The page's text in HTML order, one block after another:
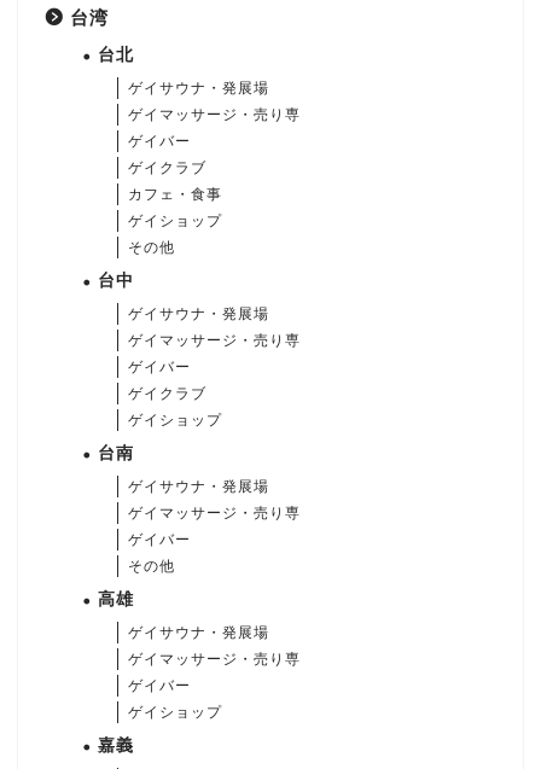
台湾
台北
ゲイサウナ・発展場
ゲイマッサージ・売り専
ゲイバー
ゲイクラブ
カフェ・食事
ゲイショップ
その他
台中
ゲイサウナ・発展場
ゲイマッサージ・売り専
ゲイバー
ゲイクラブ
ゲイショップ
台南
ゲイサウナ・発展場
ゲイマッサージ・売り専
ゲイバー
その他
高雄
ゲイサウナ・発展場
ゲイマッサージ・売り専
ゲイバー
ゲイショップ
嘉義